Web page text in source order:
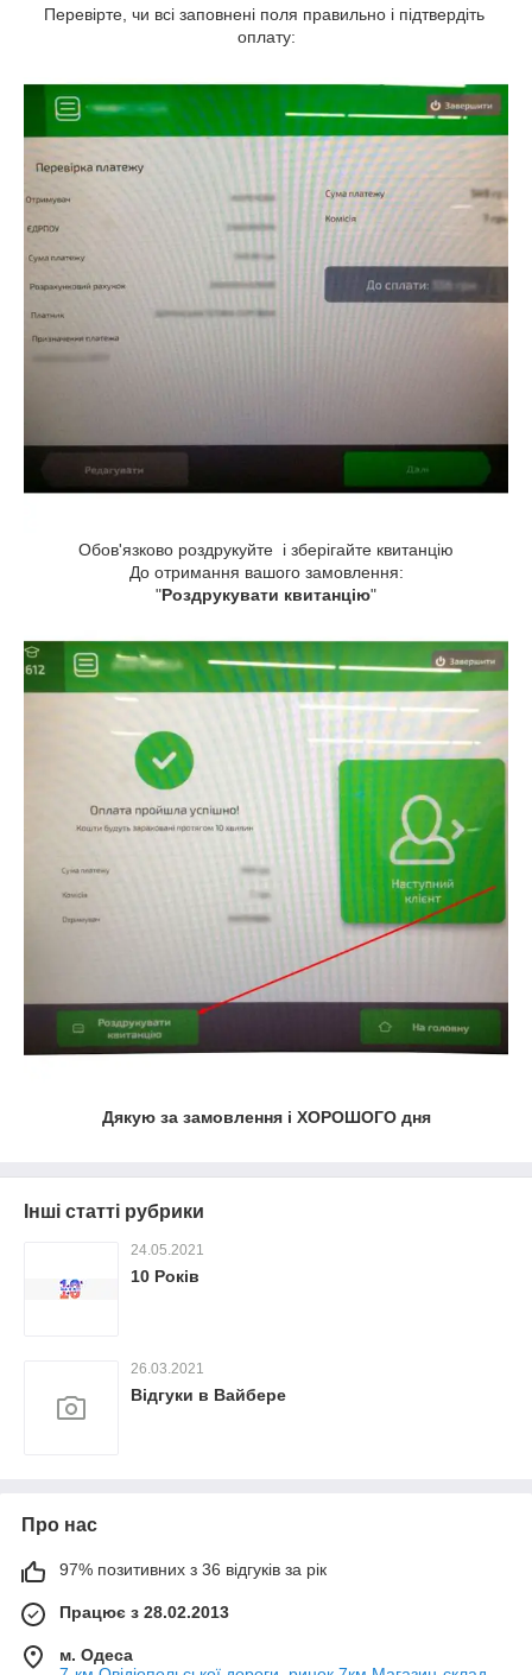
Перевірте, чи всі заповнені поля правильно і підтвердіть
оплату:
Обов'язково роздрукуйте і зберігайте квитанцію
До отримання вашого замовлення:
"Роздрукувати квитанцію"
Дякую за замовлення і ХОРОШОГО дня
Інші статті рубрики
24.05.2021
10 Років
26.03.2021
Відгуки в Вайбере
Про нас
97% позитивних з 36 відгуків за рік
Працює з 28.02.2013
м. Одеса